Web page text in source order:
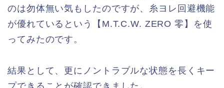
のは勿体無い気もしたのですが、糸ヨレ回避機能
が優れているという【M.T.C.W. ZERO 零】を使
ってみたのです。
結果として、更にノントラブルな状態を長くキー
プできることが確認できました。